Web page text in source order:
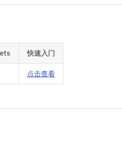
快速入门
点击查看